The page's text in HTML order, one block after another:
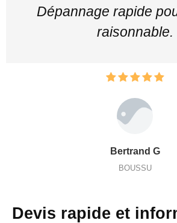
Dépannage rapide
raisonnable.
Bertrand G
BOUSSU
Devis rapide et